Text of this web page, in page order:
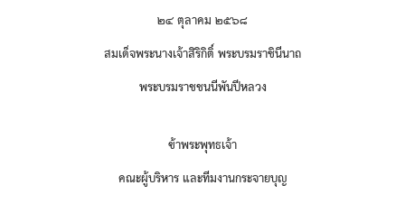
๒๔ ตุลาคม ๒๕๖๘
สมเด็จพระนางเจ้าสิริกิติ์ พระบรมราชินีนาถ
พระบรมราชชนนีพันปีหลวง
ข้าพระพุทธเจ้า
คณะผู้บริหาร และทีมงานกระจายบุญ